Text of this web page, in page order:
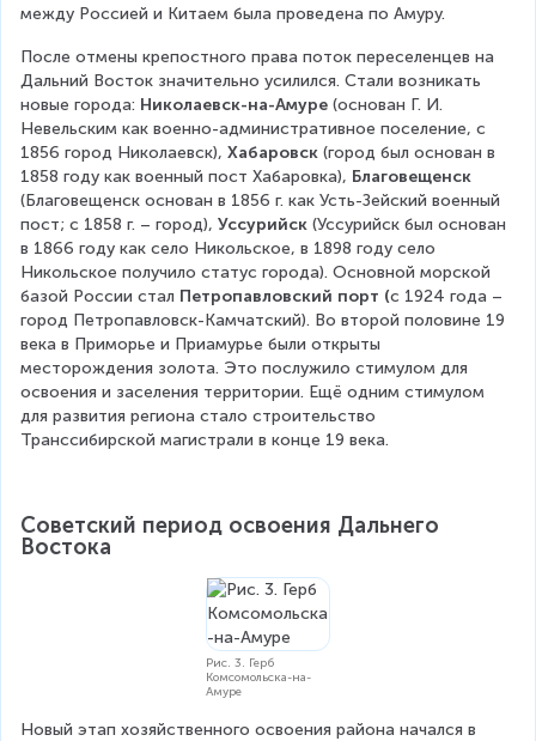
между Россией и Китаем была проведена по Амуру.
После отмены крепостного права поток переселенцев на
Дальний Восток значительно усилился. Стали возникать
новые города: Николаевск-на-Амуре (основан Г. И.
Невельским как военно-административное поселение, с
1856 город Николаевск), Хабаровск (город был основан в
1858 году как военный пост Хабаровка), Благовещенск
(Благовещенск основан в 1856 г. как Усть-Зейский военный
пост; с 1858 г. – город), Уссурийск (Уссурийск был основан
в 1866 году как село Никольское, в 1898 году село
Никольское получило статус города). Основной морской
базой России стал Петропавловский порт (с 1924 года –
город Петропавловск-Камчатский). Во второй половине 19
века в Приморье и Приамурье были открыты
месторождения золота. Это послужило стимулом для
освоения и заселения территории. Ещё одним стимулом
для развития региона стало строительство
Транссибирской магистрали в конце 19 века.
Советский период освоения Дальнего
Востока
Рис. 3. Герб
Комсомольска-на-
Амуре
Новый этап хозяйственного освоения района начался в